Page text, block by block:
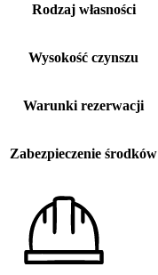
Rodzaj własności
Wysokość czynszu
Warunki rezerwacji
Zabezpieczenie środków